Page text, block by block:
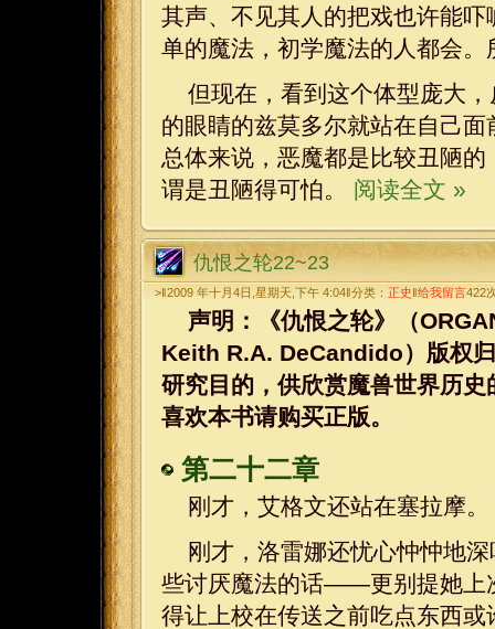
其声、不见其人的把戏也许能
单的魔法，初学魔法的人都会
但现在，看到这个体型庞大
的眼睛的兹莫多尔就站在自己
总体来说，恶魔都是比较丑陋
谓是丑陋得可怕。 阅读全文 »
仇恨之轮22~23
>‖2009 年十月4日,星期天,下午 4:04‖分类： 正史 给我留言422
声明：《仇恨之轮》（
Keith R.A. DeCandido）版权
研究目的，供欣赏魔兽世界历
喜欢本书请购买正版。
第二十二章
刚才，艾格文还站在塞拉摩。
刚才，洛雷娜还忧心忡忡地
些讨厌魔法的话——更别提她上
得让上校在传送之前吃点东西